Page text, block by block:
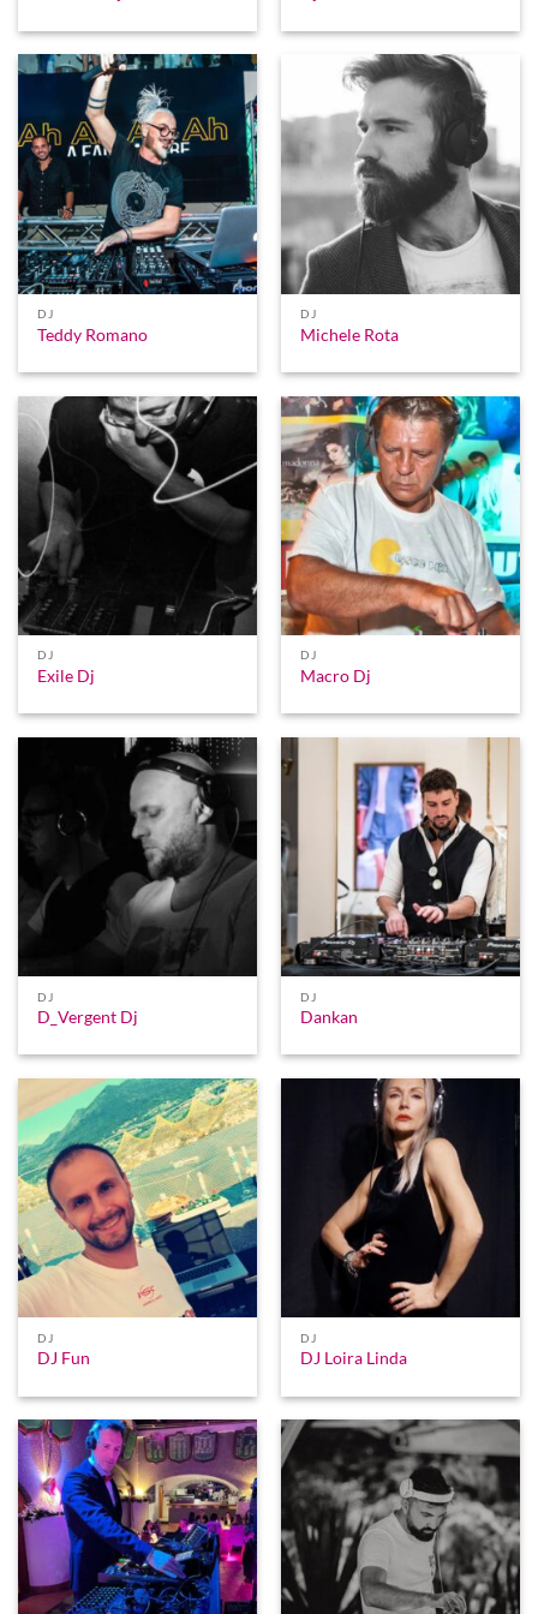
DJ
Teddy Romano
DJ
Michele Rota
DJ
Exile Dj
DJ
Macro Dj
DJ
D_Vergent Dj
DJ
Dankan
DJ
DJ Fun
DJ
DJ Loira Linda